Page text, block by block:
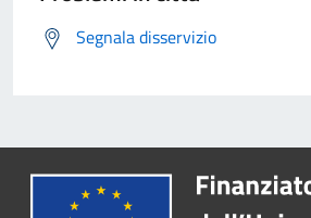
Segnala disservizio